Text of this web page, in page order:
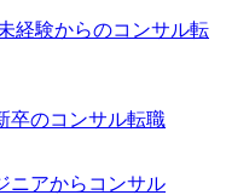
ネジメント経験 ・お客
題に対して主体的に業
イル/スクラムへの興
プが取れる方/一人称
ず、アドバイスを素
経験からのコンサル転
卒のコンサル転職
ニアからコンサル